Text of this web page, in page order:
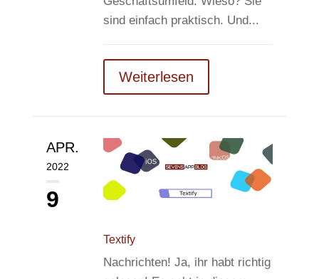
sind einfach praktisch. Und...
Weiterlesen
APR.
2022
9
Textify
Nachrichten! Ja, ihr habt richtig